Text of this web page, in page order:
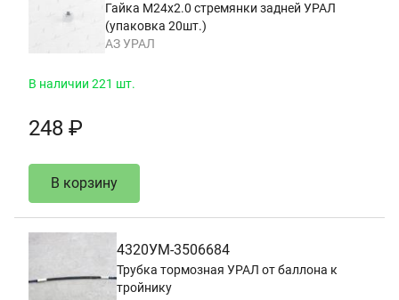
Гайка М24х2.0 стремянки задней УРАЛ
(упаковка 20шт.)
АЗ УРАЛ
В наличии 221 шт.
248 ₽
В корзину
4320УМ-3506684
Трубка тормозная УРАЛ от баллона к
тройнику